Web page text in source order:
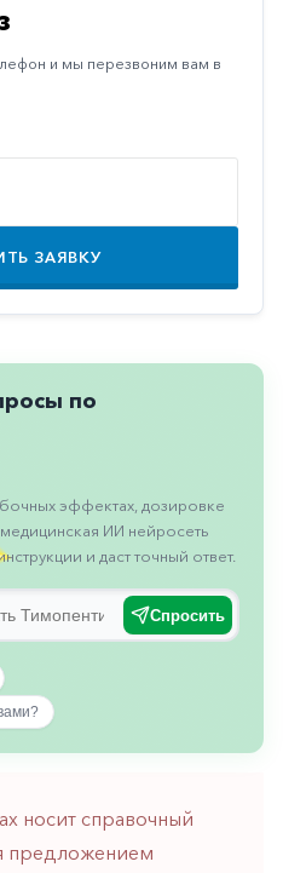
и мы перезвоним вам в
ЗАЯВКУ
по
эффектах, дозировке
ИИ нейросеть
и даст точный ответ.
Спросить
носит справочный
предложением